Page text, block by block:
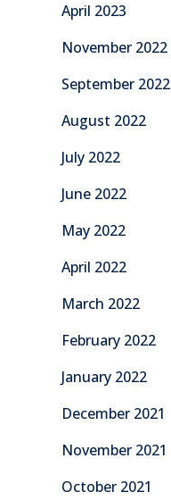
April 2023
November 2022
September 2022
August 2022
July 2022
June 2022
May 2022
April 2022
March 2022
February 2022
January 2022
December 2021
November 2021
October 2021